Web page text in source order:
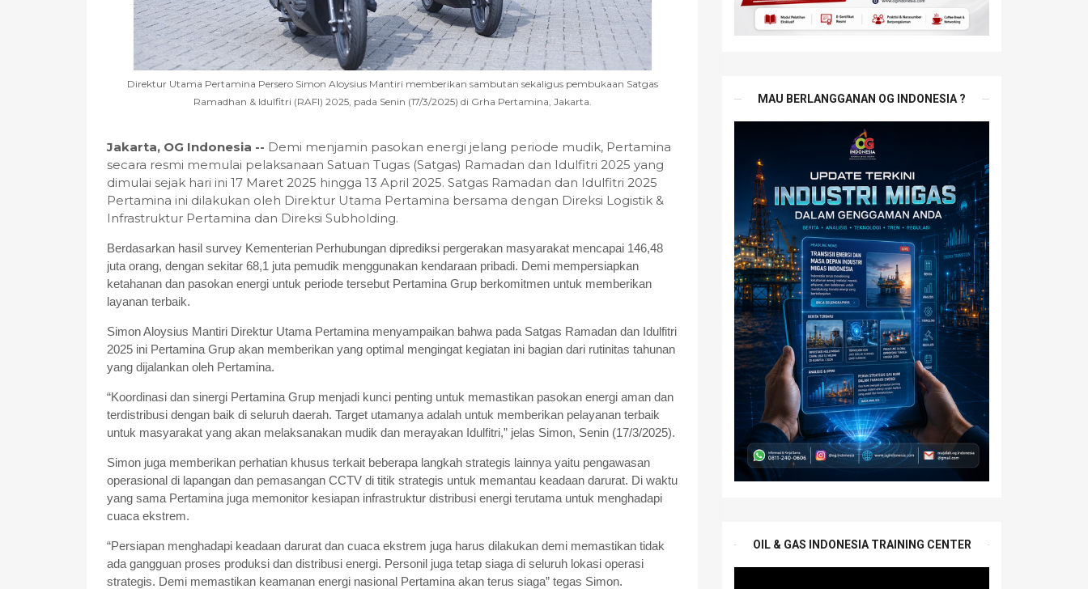
Direktur Utama Pertamina Persero Simon Aloysius Mantiri memberikan sambutan sekaligus pembukaan Satgas
Ramadhan & Idulfitri (RAFI) 2025, pada Senin (17/3/2025) di Grha Pertamina, Jakarta.
Jakarta, OG Indonesia -- Demi menjamin pasokan energi jelang periode mudik, Pertamina
secara resmi memulai pelaksanaan Satuan Tugas (Satgas) Ramadan dan Idulfitri 2025 yang
dimulai sejak hari ini 17 Maret 2025 hingga 13 April 2025. Satgas Ramadan dan Idulfitri 2025
Pertamina ini dilakukan oleh Direktur Utama Pertamina bersama dengan Direksi Logistik &
Infrastruktur Pertamina dan Direksi Subholding.
Berdasarkan hasil survey Kementerian Perhubungan diprediksi pergerakan masyarakat mencapai 146,48
juta orang, dengan sekitar 68,1 juta pemudik menggunakan kendaraan pribadi. Demi mempersiapkan
ketahanan dan pasokan energi untuk periode tersebut Pertamina Grup berkomitmen untuk memberikan
layanan terbaik.
Simon Aloysius Mantiri Direktur Utama Pertamina menyampaikan bahwa pada Satgas Ramadan dan Idulfitri
2025 ini Pertamina Grup akan memberikan yang optimal mengingat kegiatan ini bagian dari rutinitas tahunan
yang dijalankan oleh Pertamina.
“Koordinasi dan sinergi Pertamina Grup menjadi kunci penting untuk memastikan pasokan energi aman dan
terdistribusi dengan baik di seluruh daerah. Target utamanya adalah untuk memberikan pelayanan terbaik
untuk masyarakat yang akan melaksanakan mudik dan merayakan Idulfitri,” jelas Simon, Senin (17/3/2025).
Simon juga memberikan perhatian khusus terkait beberapa langkah strategis lainnya yaitu pengawasan
operasional di lapangan dan pemasangan CCTV di titik strategis untuk memantau keadaan darurat. Di waktu
yang sama Pertamina juga memonitor kesiapan infrastruktur distribusi energi terutama untuk menghadapi
cuaca ekstrem.
“Persiapan menghadapi keadaan darurat dan cuaca ekstrem juga harus dilakukan demi memastikan tidak
ada gangguan proses produksi dan distribusi energi. Personil juga tetap siaga di seluruh lokasi operasi
strategis. Demi memastikan keamanan energi nasional Pertamina akan terus siaga” tegas Simon.
MAU BERLANGGANAN OG INDONESIA ?
OIL & GAS INDONESIA TRAINING CENTER